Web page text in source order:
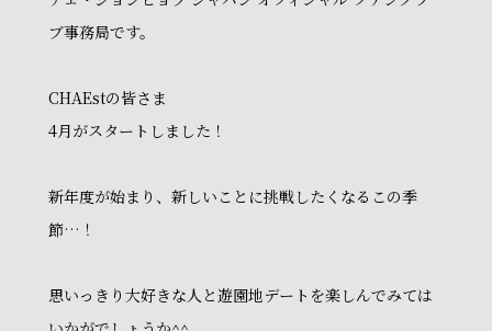
ブ事務局です。
CHAEstの皆さま
4月がスタートしました！
新年度が始まり、新しいことに挑戦したくなるこの季
節…！
思いっきり大好きな人と遊園地デートを楽しんでみては